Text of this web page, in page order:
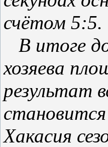
счётом 5:5.
В итоге
хозяева
результат
Хакасия